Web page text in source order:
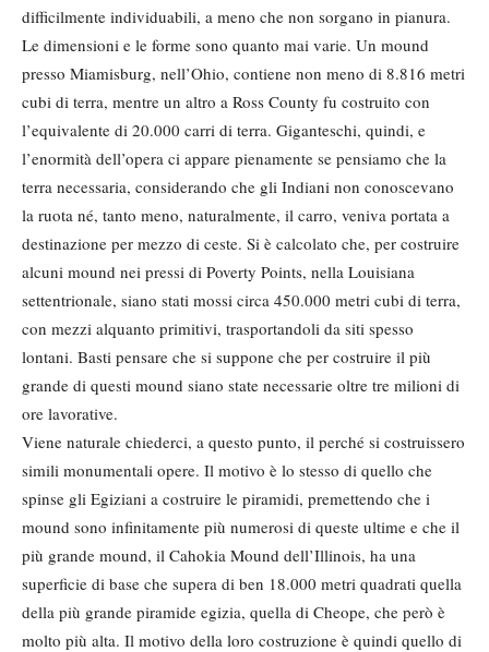
difficilmente individuabili, a meno che non sorgano in pianura.
Le dimensioni e le forme sono quanto mai varie. Un mound
presso Miamisburg, nell’Ohio, contiene non meno di 8.816 metri
cubi di terra, mentre un altro a Ross County fu costruito con
l’equivalente di 20.000 carri di terra. Giganteschi, quindi, e
l’enormità dell’opera ci appare pienamente se pensiamo che la
terra necessaria, considerando che gli Indiani non conoscevano
la ruota né, tanto meno, naturalmente, il carro, veniva portata a
destinazione per mezzo di ceste. Si è calcolato che, per costruire
alcuni mound nei pressi di Poverty Points, nella Louisiana
settentrionale, siano stati mossi circa 450.000 metri cubi di terra,
con mezzi alquanto primitivi, trasportandoli da siti spesso
lontani. Basti pensare che si suppone che per costruire il più
grande di questi mound siano state necessarie oltre tre milioni di
ore lavorative.
Viene naturale chiederci, a questo punto, il perché si costruissero
simili monumentali opere. Il motivo è lo stesso di quello che
spinse gli Egiziani a costruire le piramidi, premettendo che i
mound sono infinitamente più numerosi di queste ultime e che il
più grande mound, il Cahokia Mound dell’Illinois, ha una
superficie di base che supera di ben 18.000 metri quadrati quella
della più grande piramide egizia, quella di Cheope, che però è
molto più alta. Il motivo della loro costruzione è quindi quello di